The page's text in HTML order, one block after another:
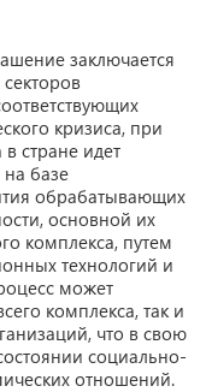
заключается
кризиса, при
стране идет
базе
обрабатывающих
основной их
комплекса, путем
технологий и
может
комплекса, так и
что в свою
социально-
отношений.